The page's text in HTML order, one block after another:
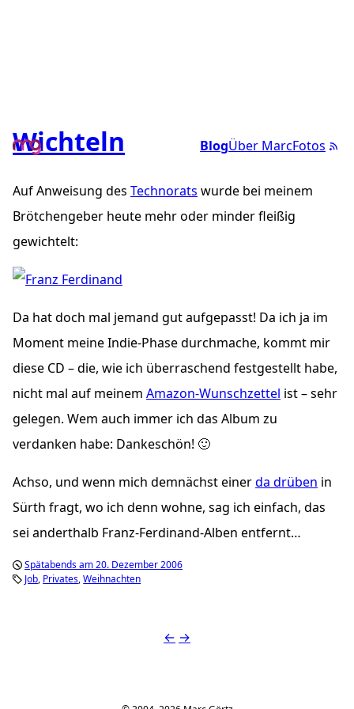
BlogÜber MarcFotos
Wichteln
Auf Anweisung des Technorats wurde bei meinem
Brötchengeber heute mehr oder minder fleißig
gewichtelt:
Da hat doch mal jemand gut aufgepasst! Da ich ja im
Moment meine Indie-Phase durchmache, kommt mir
diese CD – die, wie ich überraschend festgestellt habe,
nicht mal auf meinem Amazon-Wunschzettel ist – sehr
gelegen. Wem auch immer ich das Album zu
verdanken habe: Dankeschön! 🙂
Achso, und wenn mich demnächst einerda drüben in
Sürth fragt, wo ich denn wohne, sag ich einfach, das
sei anderthalb Franz-Ferdinand-Alben entfernt…
Spätabends am 20. Dezember 2006
Job Privates Weihnachten
← →